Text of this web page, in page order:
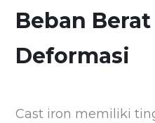
Beban
Deformasi
Cast iron memiliki